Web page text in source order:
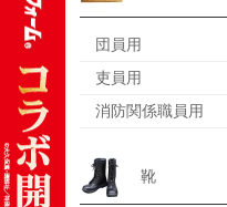
団員用
吏員用
消防関係職員用
靴